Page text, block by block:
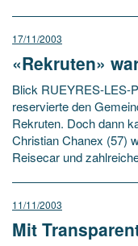
17/11/2003
«Rekruten»
Blick RUEYRES-LES-
reservierte den
Rekruten. Doch dann
Christian Chanex (57)
Reisecar und
11/11/2003
Mit